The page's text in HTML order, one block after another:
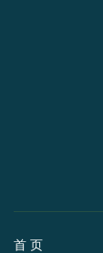
首 页